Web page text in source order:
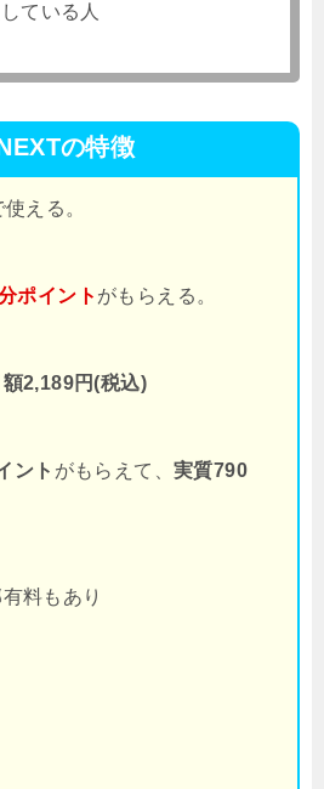
ている人
の特徴
使える。
ポイント がもらえる。
額2,189円(税込)
ント がもらえて、実質790
料もあり